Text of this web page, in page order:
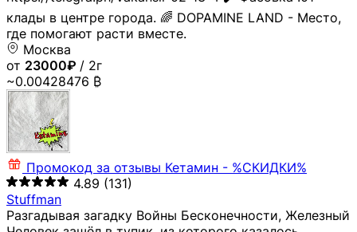
клады в центре города. 🌈 DOPAMINE LAND - Место,
где помогают расти вместе.
Москва
от 23000₽ / 2г
~0.00428476 ₿
Промокод за отзывы Кетамин - %СКИДКИ%
4.89 (131)
Stuffman
Разгадывая загадку Войны Бесконечности, Железный